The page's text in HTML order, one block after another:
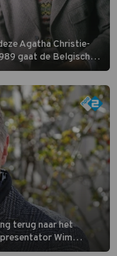
Agatha Christie-
gaat de Belgische
raakt al snel
terug naar het
Wim
tijd aan de hand van